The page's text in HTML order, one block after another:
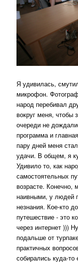
Я удивилась,
микрофон.
народ перебивал
вокруг меня, чтобы
очереди не
программа и
пару дней меня
удачи. В общем, я
Удивило то, как
самостоятельных
возрасте. Конечно,
наивными, у людей
незнания. Кое-кто
путешествие - это
через интернет )))
подальше от
практичных
собирались куда-